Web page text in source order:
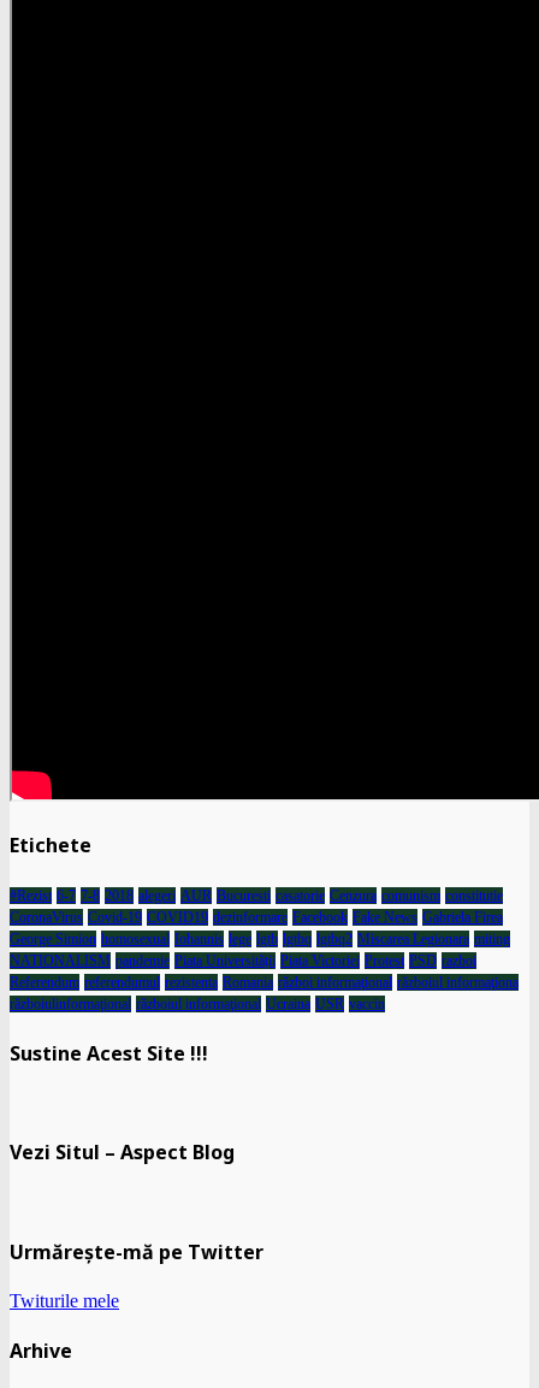
Etichete
#Rezist 6-7 7-8 2018 alegeri AUR Bucuresti casatorie Cenzura comunism constitutie
CoronaVirus Covid-19 COVID19 dezinformare Facebook Fake News Gabriela Firea
George Simion homosexual Iohannis lege lgtb lgtbq lgtbq2 Miscarea Legionara miting
NATIONALISM pandemie Piata Universității Piata Victoriei Protest PSD razboi
Referendum referendumul rezistenta Romania război informaţional războiul informaţiona
războiulinformaţional războiul informaţional Ucraina USR vaccin
Sustine Acest Site !!!
Vezi Situl – Aspect Blog
Urmărește-mă pe Twitter
Twiturile mele
Arhive